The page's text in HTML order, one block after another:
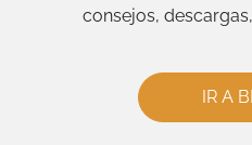
consejos,
IR A